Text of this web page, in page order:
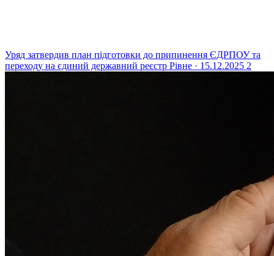
Уряд затвердив план підготовки до припинення ЄДРПОУ та
переходу на єдиний державний реєстр Рівне · 15.12.2025 2